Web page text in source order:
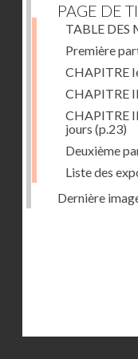
PAGE DE
TABLE DES
Première
CHAPITRE
CHAPITRE
CHAPITRE
jours (p.23)
Deuxième
Liste des
Dernière